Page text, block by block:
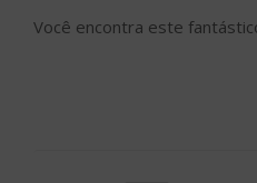
Você encontra este